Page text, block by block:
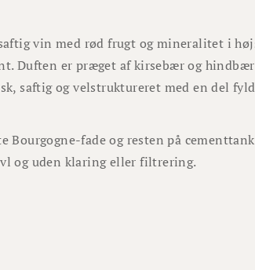
vin med rød frugt og mineralitet i
Duften er præget af kirsebær og
saftig og velstruktureret med en del
Bourgogne-fade og resten på
og uden klaring eller filtrering.